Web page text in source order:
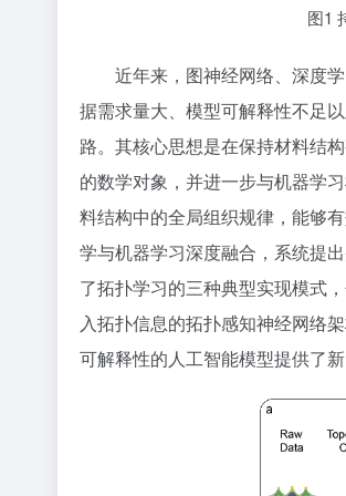
图1
近年来，图神经网络、深度
据需求量大、模型可解释性不足
路。其核心思想是在保持材料结
的数学对象，并进一步与机器学
料结构中的全局组织规律，能够
学与机器学习深度融合，系统提
了拓扑学习的三种典型实现模式
入拓扑信息的拓扑感知神经网络
可解释性的人工智能模型提供了新